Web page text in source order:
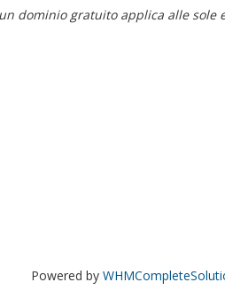
dominio gratuito applica alle sole
Powered by